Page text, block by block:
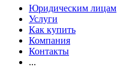
Юридическим лицам
Услуги
Как купить
Компания
Контакты
...